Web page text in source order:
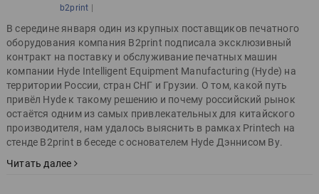
b2print |
В середине января один из крупных поставщиков печатного
оборудования компания B2print подписала эксклюзивный
контракт на поставку и обслуживание печатных машин
компании Hyde Intelligent Equipment Manufacturing (Hyde) на
территории России, стран СНГ и Грузии. О том, какой путь
привёл Hyde к такому решению и почему российский рынок
остаётся одним из самых привлекательных для китайского
производителя, нам удалось выяснить в рамках Printech на
стенде B2print в беседе с основателем Hyde Дэннисом Ву.
Читать далее